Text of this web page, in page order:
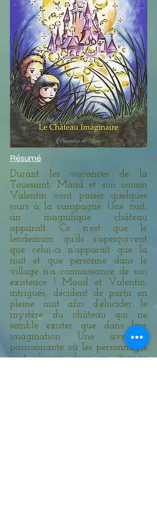
Résumé
Durant les vacances de la
Toussaint, Maud et son cousin
Valentin vont passer quelques
jours à la campagne. Une nuit,
un magnifique château
apparaît. Ce n’est que le
lendemain qu’ils s’aperçoivent
que celui-ci n’apparaît que la
nuit et que personne dans le
village n’a connaissance de son
existence ! Maud et Valentin,
intrigués, décident de partir en
pleine nuit afin d’élucider le
mystère du château qui ne
semble exister que dans leur
imagination. Une aventure
passionnante où les personnages
sont plongés dans un étrange